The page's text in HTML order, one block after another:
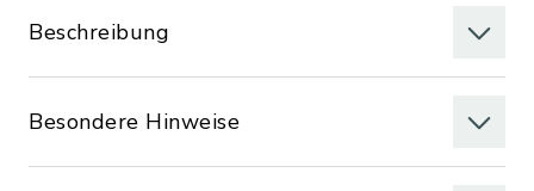
Beschreibung
Besondere Hinweise